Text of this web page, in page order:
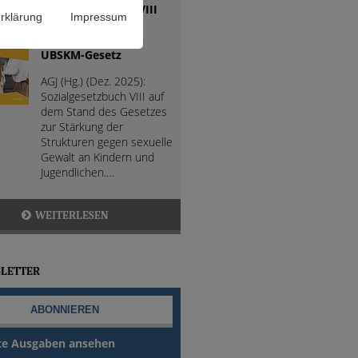
Impressum
Sozialgesetzbuch VIII
(SGB VIII) mit
UBSKM-Gesetz
AGJ (Hg.) (Dez. 2025):
Sozialgesetzbuch VIII auf
dem Stand des Gesetzes
zur Stärkung der
Strukturen gegen sexuelle
Gewalt an Kindern und
Jugendlichen.…
WEITERLESEN
Ausgaben ansehen